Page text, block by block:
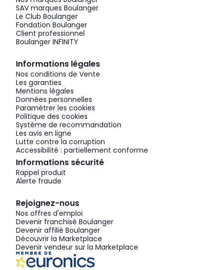
SAV marques Boulanger
Le Club Boulanger
Fondation Boulanger
Client professionnel
Boulanger INFINITY
Informations légales
Nos conditions de Vente
Les garanties
Mentions légales
Données personnelles
Paramétrer les cookies
Politique des cookies
Système de recommandation
Les avis en ligne
Lutte contre la corruption
Accessibilité : partiellement conforme
Informations sécurité
Rappel produit
Alerte fraude
Rejoignez-nous
Nos offres d'emploi
Devenir franchisé Boulanger
Devenir affilié Boulanger
Découvrir la Marketplace
Devenir vendeur sur la Marketplace